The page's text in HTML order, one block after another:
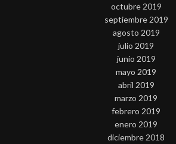
octubre 2019
septiembre 2019
agosto 2019
julio 2019
junio 2019
mayo 2019
abril 2019
marzo 2019
febrero 2019
enero 2019
diciembre 2018